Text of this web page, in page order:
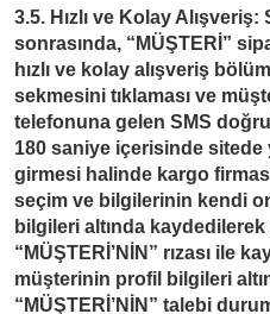
3.5. Hızlı ve Kolay
sonrasında, “MÜŞTERİ”
hızlı ve kolay alışveriş
sekmesini tıklaması ve
telefonuna gelen SMS
180 saniye içerisinde
girmesi halinde kargo
seçim ve bilgilerinin kendi
bilgileri altında kaydedilerek
“MÜŞTERİ’NİN” rızası ile
müşterinin profil bilgileri
“MÜŞTERİ’NİN” talebi